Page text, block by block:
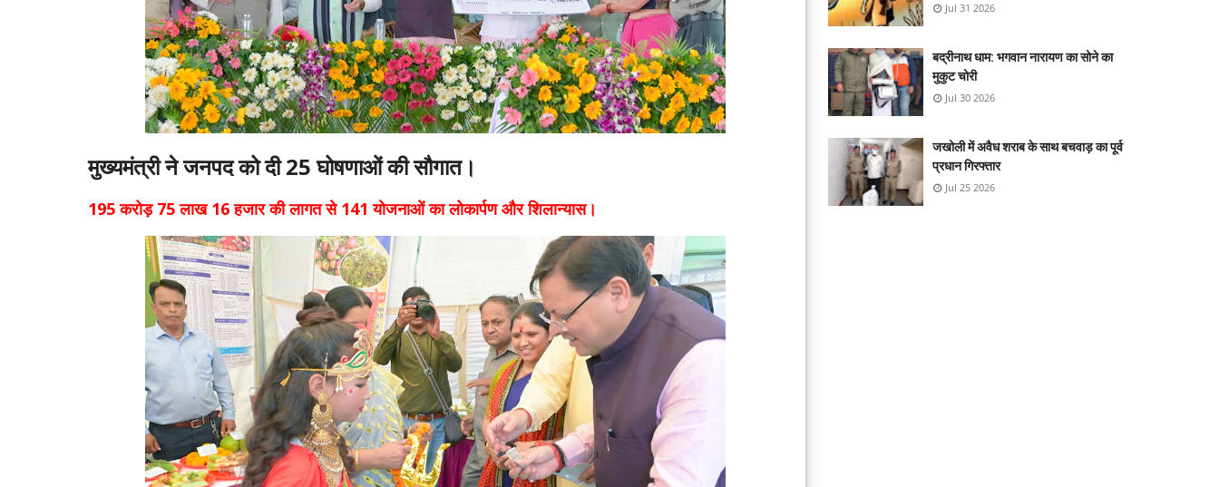
मुख्यमंत्री ने जनपद को दी 25 घोषणाओं की सौगात।
195 करोड़ 75 लाख 16 हजार की लागत से 141 योजनाओं का लोकार्पण और शिलान्यास।
Jul 31 2026
बद्रीनाथ धाम: भगवान नारायण का सोने का
मुकुट चोरी
Jul 30 2026
जखोली में अवैध शराब के साथ बचवाड़ का पूर्व
प्रधान गिरफ्तार
Jul 25 2026